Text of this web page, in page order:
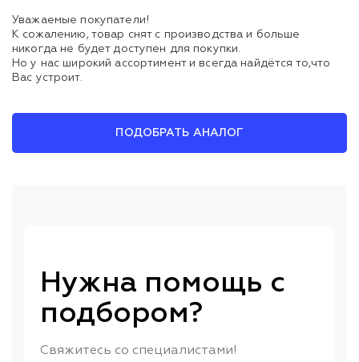
Уважаемые покупатели!
К сожалению, товар снят с производства и больше
никогда не будет доступен для покупки.
Но у нас широкий ассортимент и всегда найдётся то,что
Вас устроит.
ПОДОБРАТЬ АНАЛОГ
Нужна помощь с
подбором?
Свяжитесь со специалистами!